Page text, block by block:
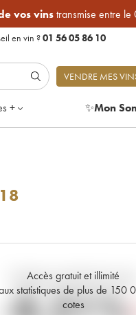
vos vinstransmise entre
en vin ?01 56 05 86 10
VENDRE MES
+ ✨Mon
Accès gratuit et illimité
statistiques de plus de 150
cotes
Tendance actuelle de la cote